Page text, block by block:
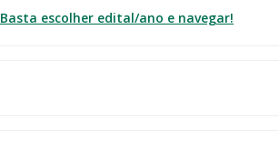
Basta escolher edital/ano e navegar!